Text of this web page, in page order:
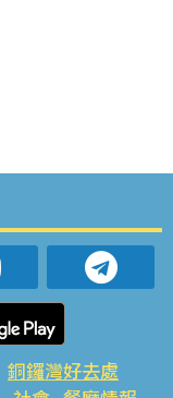
銅鑼灣好去處